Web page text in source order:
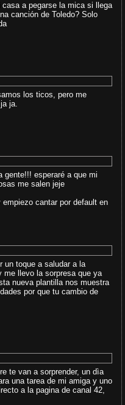
a pegarse la mica si llega
canción de Toledo? Solo
los ticos, pero me
ja.
gente!!! esperaré a que mi
me salen jeje
cantar por default en
un toque a saludar a la
me llevo la sorpresa que ya
nueva plantilla nos muestra
por que tu cambio de
te van a sorprender, un dìa
una tarea de mi amiga y uno
a la pagina de canal 42,